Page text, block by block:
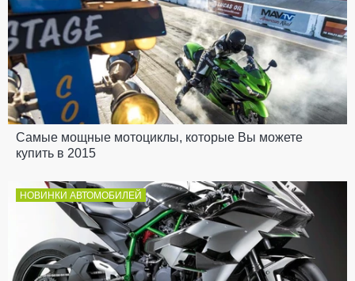
Самые мощные мотоциклы, которые Вы можете
купить в 2015
НОВИНКИ АВТОМОБИЛЕЙ